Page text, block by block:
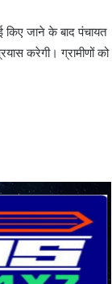
किए जाने के बाद पंचायत
करेगी। ग्रामीणों को